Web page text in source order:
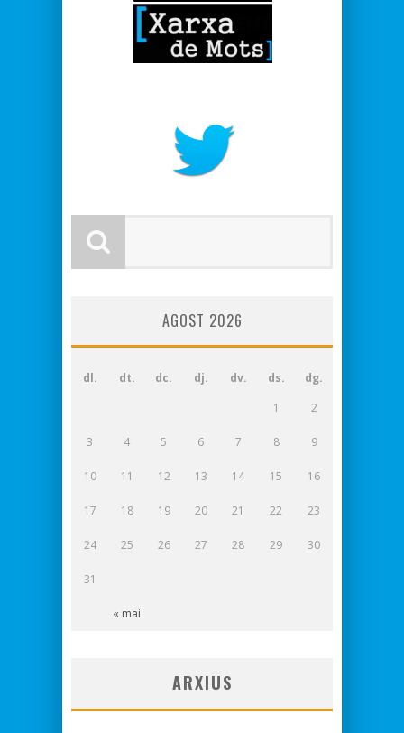
AGOST 2026
dl. dt. dc. dj. dv. ds. dg.
« mai
1 2
3 4 5 6 7 8 9
10 11 12 13 14 15 16
17 18 19 20 21 22 23
24 25 26 27 28 29 30
31
ARXIUS